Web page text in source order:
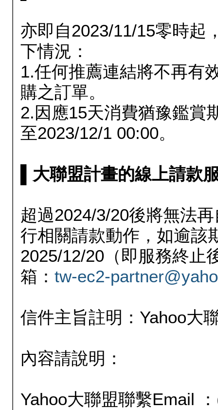
亦即自2023/11/15零時起
下情況：
1.任何推薦連結將不再有
購之訂單。
2.因應15天消費猶豫鑑賞
至2023/12/1 00:00。
▌大聯盟計畫的線上請款
超過2024/3/20後將無法
行相關請款動作，如逾該
2025/12/20（即服務終止
箱： tw-ec2-
信件主旨註明：Yahoo大
內容請說明：
Yahoo大聯盟聯繫Email